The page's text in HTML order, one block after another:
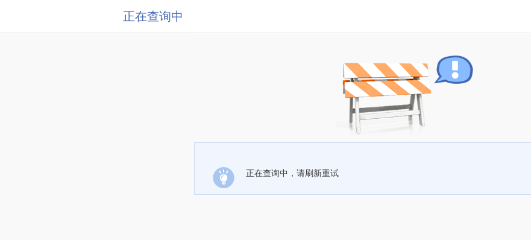
正在查询中
正在查询中，请刷新重试